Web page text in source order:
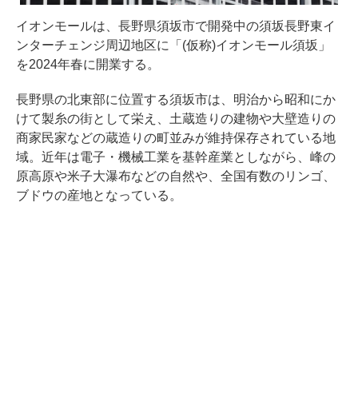
イオンモールは、長野県須坂市で開発中の須坂長野東イ
ンターチェンジ周辺地区に「(仮称)イオンモール須坂」
を2024年春に開業する。
長野県の北東部に位置する須坂市は、明治から昭和にか
けて製糸の街として栄え、土蔵造りの建物や大壁造りの
商家民家などの蔵造りの町並みが維持保存されている地
域。近年は電子・機械工業を基幹産業としながら、峰の
原高原や米子大瀑布などの自然や、全国有数のリンゴ、
ブドウの産地となっている。